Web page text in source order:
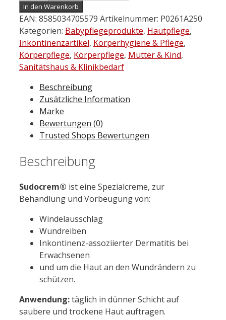
In den Warenkorb
EAN: 8585034705579 Artikelnummer: P0261A250
Kategorien: Babypflegeprodukte, Hautpflege,
Inkontinenzartikel, Körperhygiene & Pflege,
Körperpflege, Körperpflege, Mutter & Kind,
Sanitätshaus & Klinikbedarf
Beschreibung
Zusätzliche Information
Marke
Bewertungen (0)
Trusted Shops Bewertungen
Beschreibung
Sudocrem® ist eine Spezialcreme, zur
Behandlung und Vorbeugung von:
Windelausschlag
Wundreiben
Inkontinenz-assoziierter Dermatitis bei
Erwachsenen
und um die Haut an den Wundrändern zu
schützen.
Anwendung:täglich in dünner Schicht auf
saubere und trockene Haut auftragen.